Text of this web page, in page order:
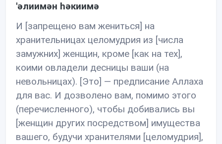
'əлиимəн həкиимə
И [запрещено вам жениться] на
хранительницах целомудрия из [числа
замужних] женщин, кроме [как на тех],
коими овладели десницы ваши (на
невольницах). [Это] — предписание Аллаха
для вас. И дозволено вам, помимо этого
(перечисленного), чтобы добивались вы
[женщин других посредством] имущества
вашего, будучи хранителями [целомудрия],